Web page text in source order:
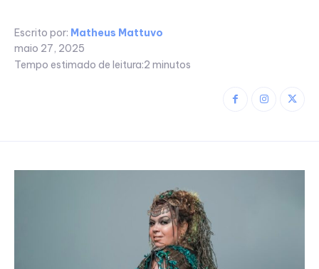
Escrito por: Matheus Mattuvo
maio 27, 2025
Tempo estimado de leitura:2 minutos